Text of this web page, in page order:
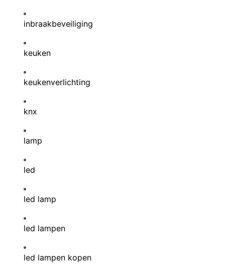
inbraakbeveiliging
keuken
keukenverlichting
knx
lamp
led
led lamp
led lampen
led lampen kopen